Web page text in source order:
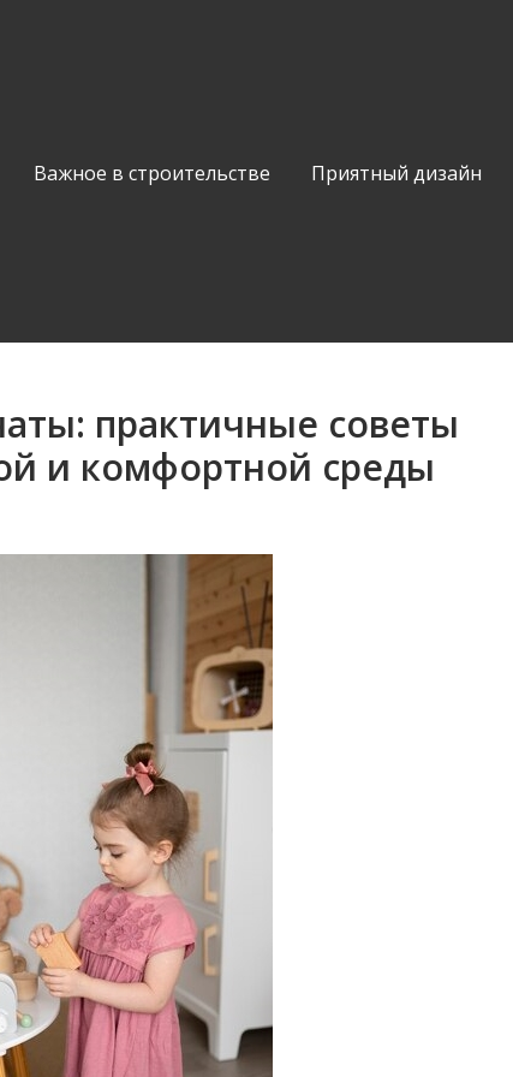
Важное в строительстве Приятный дизайн
практичные советы
и комфортной среды